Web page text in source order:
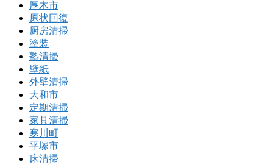
厚木市
原状回復
厨房清掃
塗装
塾清掃
壁紙
外壁清掃
大和市
定期清掃
家具清掃
寒川町
平塚市
床清掃